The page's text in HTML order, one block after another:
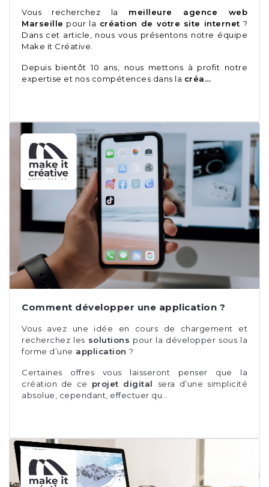
Vous recherchez la meilleure agence web
Marseille pour la création de votre site internet ?
Dans cet article, nous vous présentons notre équipe
Make it Créative
Depuis bientôt 10 ans, nous mettons à profit notre
expertise et nos compétences dans la créa…
Comment développer une application ?
Vous avez une idée en cours de chargement et
recherchez les solutions pour la développer sous la
forme d’une application ?
Certaines offres vous laisseront penser que la
création de ce projet digital sera d’une simplicité
absolue, cependant, effectuer qu…